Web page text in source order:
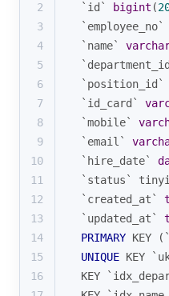
2
  `id`
bigint (
3
  `employee_no`
4
  `name`
5
6
  `position_id`
7
  `id_card`
8
  `mobile`
9
  `email`
10
  `hire_date`
11
`status`
12
  `created_at`
13
  `updated_at`
14
PRIMARY KEY
15
UNIQUE KEY
16
KEY